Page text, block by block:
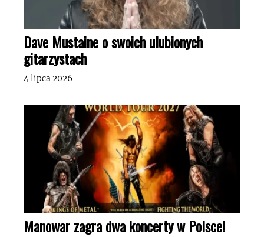
Dave Mustaine o swoich ulubionych
gitarzystach
4 lipca 2026
Manowar zagra dwa koncerty w Polsce!